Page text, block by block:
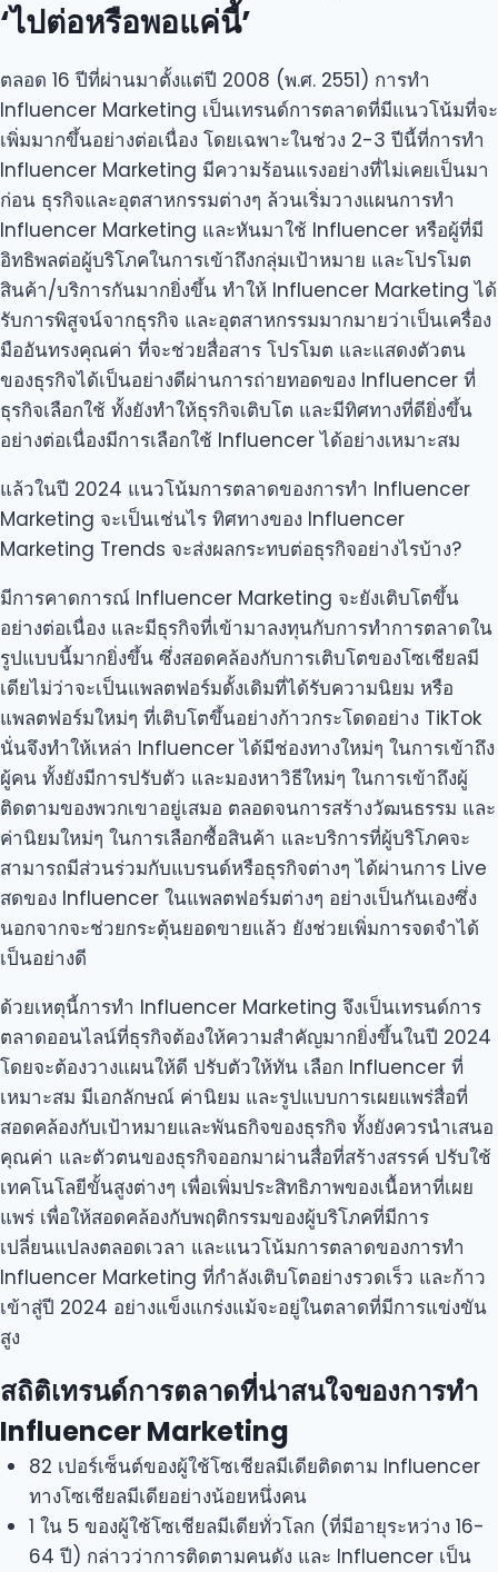
‘ไปต่อหรือพอแค่นี้’
ตลอด 16 ปีที่ผ่านมาตั้งแต่ปี 2008 (พ.ศ. 2551) การทำ
Influencer Marketing เป็นเทรนด์การตลาดที่มีแนวโน้มที่จะ
เพิ่มมากขึ้นอย่างต่อเนื่อง โดยเฉพาะในช่วง 2-3 ปีนี้ที่การทำ
Influencer Marketing มีความร้อนแรงอย่างที่ไม่เคยเป็นมา
ก่อน ธุรกิจและอุตสาหกรรมต่างๆ ล้วนเริ่มวางแผนการทำ
Influencer Marketing และหันมาใช้ Influencer หรือผู้ที่มี
อิทธิพลต่อผู้บริโภคในการเข้าถึงกลุ่มเป้าหมาย และโปรโมต
สินค้า/บริการกันมากยิ่งขึ้น ทำให้ Influencer Marketing ได้
รับการพิสูจน์จากธุรกิจ และอุตสาหกรรมมากมายว่าเป็นเครื่อง
มืออันทรงคุณค่า ที่จะช่วยสื่อสาร โปรโมต และแสดงตัวตน
ของธุรกิจได้เป็นอย่างดีผ่านการถ่ายทอดของ Influencer ที่
ธุรกิจเลือกใช้ ทั้งยังทำให้ธุรกิจเติบโต และมีทิศทางที่ดียิ่งขึ้น
อย่างต่อเนื่องมีการเลือกใช้ Influencer ได้อย่างเหมาะสม
แล้วในปี 2024 แนวโน้มการตลาดของการทำ Influencer
Marketing จะเป็นเช่นไร ทิศทางของ Influencer
Marketing Trends จะส่งผลกระทบต่อธุรกิจอย่างไรบ้าง?
มีการคาดการณ์ Influencer Marketing จะยังเติบโตขึ้น
อย่างต่อเนื่อง และมีธุรกิจที่เข้ามาลงทุนกับการทำการตลาดใน
รูปแบบนี้มากยิ่งขึ้น ซึ่งสอดคล้องกับการเติบโตของโซเชียลมี
เดียไม่ว่าจะเป็นแพลตฟอร์มดั้งเดิมที่ได้รับความนิยม หรือ
แพลตฟอร์มใหม่ๆ ที่เติบโตขึ้นอย่างก้าวกระโดดอย่าง TikTok
นั่นจึงทำให้เหล่า Influencer ได้มีช่องทางใหม่ๆ ในการเข้าถึง
ผู้คน ทั้งยังมีการปรับตัว และมองหาวิธีใหม่ๆ ในการเข้าถึงผู้
ติดตามของพวกเขาอยู่เสมอ ตลอดจนการสร้างวัฒนธรรม และ
ค่านิยมใหม่ๆ ในการเลือกซื้อสินค้า และบริการที่ผู้บริโภคจะ
สามารถมีส่วนร่วมกับแบรนด์หรือธุรกิจต่างๆ ได้ผ่านการ Live
สดของ Influencer ในแพลตฟอร์มต่างๆ อย่างเป็นกันเองซึ่ง
นอกจากจะช่วยกระตุ้นยอดขายแล้ว ยังช่วยเพิ่มการจดจำได้
เป็นอย่างดี
ด้วยเหตุนี้การทำ Influencer Marketing จึงเป็นเทรนด์การ
ตลาดออนไลน์ที่ธุรกิจต้องให้ความสำคัญมากยิ่งขึ้นในปี 2024
โดยจะต้องวางแผนให้ดี ปรับตัวให้ทัน เลือก Influencer ที่
เหมาะสม มีเอกลักษณ์ ค่านิยม และรูปแบบการเผยแพร่สื่อที่
สอดคล้องกับเป้าหมายและพันธกิจของธุรกิจ ทั้งยังควรนำเสนอ
คุณค่า และตัวตนของธุรกิจออกมาผ่านสื่อที่สร้างสรรค์ ปรับใช้
เทคโนโลยีขั้นสูงต่างๆ เพื่อเพิ่มประสิทธิภาพของเนื้อหาที่เผย
แพร่ เพื่อให้สอดคล้องกับพฤติกรรมของผู้บริโภคที่มีการ
เปลี่ยนแปลงตลอดเวลา และแนวโน้มการตลาดของการทำ
Influencer Marketing ที่กำลังเติบโตอย่างรวดเร็ว และก้าว
เข้าสู่ปี 2024 อย่างแข็งแกร่งแม้จะอยู่ในตลาดที่มีการแข่งขัน
สูง
สถิติเทรนด์การตลาดที่น่าสนใจของการทำ
Influencer Marketing
82 เปอร์เซ็นต์ของผู้ใช้โซเชียลมีเดียติดตาม Influencer
ทางโซเชียลมีเดียอย่างน้อยหนึ่งคน
1 ใน 5 ของผู้ใช้โซเชียลมีเดียทั่วโลก (ที่มีอายุระหว่าง 16-
64 ปี) กล่าวว่าการติดตามคนดัง และ Influencer เป็น